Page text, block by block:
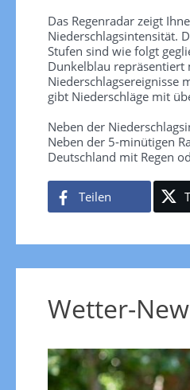
Das Regenradar zeigt
Niederschlagsintensität.
Stufen sind wie folgt
Dunkelblau repräsentiert
Niederschlagsereignisse
gibt Niederschläge mit
Neben der
Neben der 5-minütigen
Deutschland mit Regen
Teilen
Wetter-